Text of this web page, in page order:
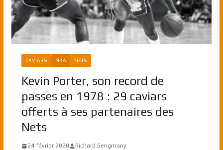
CAVIARS NBA NETS
Kevin Porter, son record de
passes en 1978 : 29 caviars
offerts à ses partenaires des
Nets
24 février 2020 Richard Sengmany